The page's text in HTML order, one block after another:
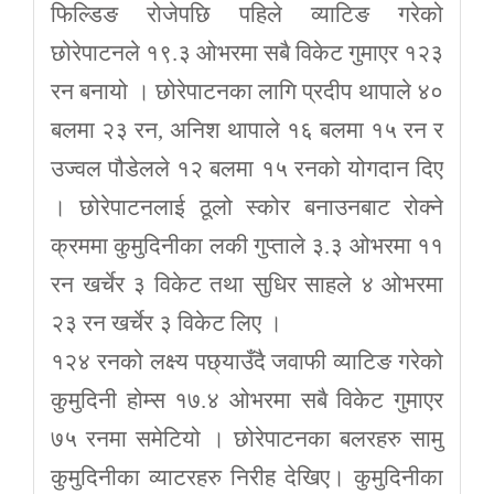
फिल्डिङ रोजेपछि पहिले व्याटिङ गरेको
छोरेपाटनले १९.३ ओभरमा सबै विकेट गुमाएर १२३
रन बनायो । छोरेपाटनका लागि प्रदीप थापाले ४०
बलमा २३ रन, अनिश थापाले १६ बलमा १५ रन र
उज्वल पौडेलले १२ बलमा १५ रनको योगदान दिए
। छोरेपाटनलाई ठूलो स्कोर बनाउनबाट रोक्ने
क्रममा कुमुदिनीका लकी गुप्ताले ३.३ ओभरमा ११
रन खर्चेर ३ विकेट तथा सुधिर साहले ४ ओभरमा
२३ रन खर्चेर ३ विकेट लिए ।
१२४ रनको लक्ष्य पछ्याउँदै जवाफी व्याटिङ गरेको
कुमुदिनी होम्स १७.४ ओभरमा सबै विकेट गुमाएर
७५ रनमा समेटियो । छोरेपाटनका बलरहरु सामु
कुमुदिनीका व्याटरहरु निरीह देखिए। कुमुदिनीका